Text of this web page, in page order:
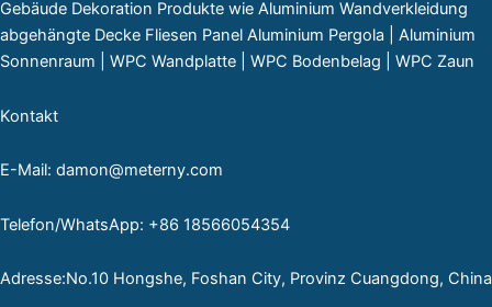
Gebäude Dekoration Produkte wie Aluminium Wandverkleidung
abgehängte Decke Fliesen Panel Aluminium Pergola | Aluminium
Sonnenraum | WPC Wandplatte | WPC Bodenbelag | WPC Zaun
Kontakt
E-Mail: damon@meterny.com
Telefon/WhatsApp: +86 18566054354
Adresse:No.10 Hongshe, Foshan City, Provinz Cuangdong, China